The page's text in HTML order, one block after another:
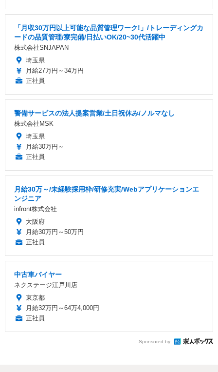
「月収30万円以上可能な品質管理ワーク!」/トレーディングカ
ードの品質管理/寮完備/日払いOK/20~30代活躍中
株式会社SNJAPAN
埼玉県
月給27万円～34万円
正社員
警備サービスの法人提案営業/土日祝休み/ノルマなし
株式会社MSK
埼玉県
月給30万円～
正社員
月給30万～/未経験採用枠/研修充実/Webアプリケーションエ
ンジニア
infront株式会社
大阪府
月給30万円～50万円
正社員
中古車バイヤー
ネクステージ江戸川店
東京都
月給32万円～64万4,000円
正社員
Sponsored by